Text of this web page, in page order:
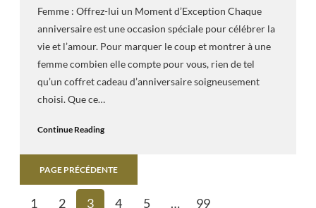
Femme : Offrez-lui un Moment d’Exception Chaque
anniversaire est une occasion spéciale pour célébrer la
vie et l’amour. Pour marquer le coup et montrer à une
femme combien elle compte pour vous, rien de tel
qu’un coffret cadeau d’anniversaire soigneusement
choisi. Que ce…
Continue Reading
PAGE PRÉCÉDENTE
1 2 3 4 5 … 99